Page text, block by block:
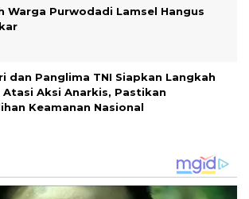
Warga Purwodadi Lamsel Hangus
dan Panglima TNI Siapkan Langkah
Atasi Aksi Anarkis, Pastikan
Keamanan Nasional